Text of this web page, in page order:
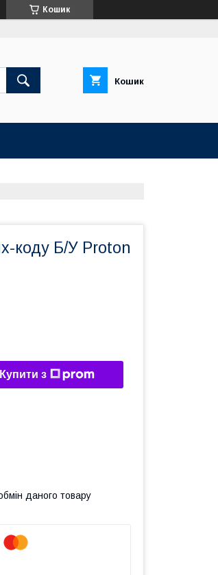
Кошик
Кошик
коду Б/У Proton
Купити з
даного товару